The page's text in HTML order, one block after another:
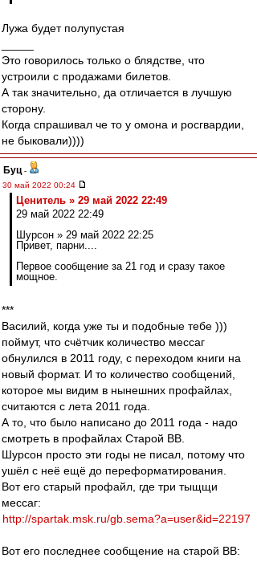
Лужа будет полупустая
Это говорилось только о блядстве, что
устроили с продажами билетов.
А так значительно, да отличается в лучшую
сторону.
Когда спрашивал че то у омона и росгвардии,
не быковали))))
Буц -
30 май 2022 00:24
Ценитель » 29 май 2022 22:49
29 май 2022 22:49
Шурсон » 29 май 2022 22:25
Привет, парни....
Первое сообщение за 21 год и сразу такое
мощное.
***
Василий, когда уже ты и подобные тебе )))
поймут, что счётчик количество мессаг
обнулился в 2011 году, с переходом книги на
новый формат. И то количество сообщений,
которое мы видим в нынешних профайлах,
считаются с лета 2011 года.
А то, что было написано до 2011 года - надо
смотреть в профайлах Старой ВВ.
Шурсон просто эти годы не писал, потому что
ушёл с неё ещё до переформатирования.
Вот его старый профайл, где три тыщщи
мессаг:
http://spartak.msk.ru/gb.sema?a=user&id=22197
Вот его последнее сообщение на старой ВВ: